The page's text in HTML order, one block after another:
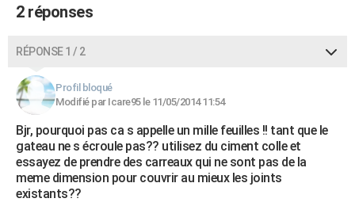
BONS PLANS
Dictionnaire
Biographies
Citations
Expressions
Proverbes
PROGRAMME TV
COPAINS D'AVANT
S'inscrire
Se connecter
Lycées
Collèges
Primaires
Universités
Entreprises
Service militaire
Avis de recherche
AVIS DE DÉCÈS
FORUM
2 réponses
RÉPONSE 1 / 2
Profil bloqué
Modifié par Icare95 le 11/05/2014 11:54
Bjr, pourquoi pas ca s appelle un mille feuilles !! tant que le
gateau ne s écroule pas?? utilisez du ciment colle et
essayez de prendre des carreaux qui ne sont pas de la
meme dimension pour couvrir au mieux les joints
existants??